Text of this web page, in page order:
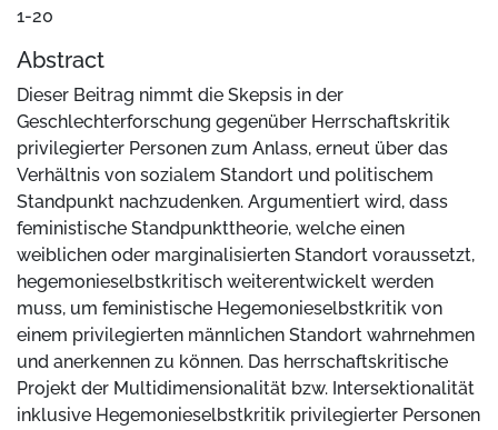
1-20
Abstract
Dieser Beitrag nimmt die Skepsis in der
Geschlechterforschung gegenüber Herrschaftskritik
privilegierter Personen zum Anlass, erneut über das
Verhältnis von sozialem Standort und politischem
Standpunkt nachzudenken. Argumentiert wird, dass
feministische Standpunkttheorie, welche einen
weiblichen oder marginalisierten Standort voraussetzt,
hegemonieselbstkritisch weiterentwickelt werden
muss, um feministische Hegemonieselbstkritik von
einem privilegierten männlichen Standort wahrnehmen
und anerkennen zu können. Das herrschaftskritische
Projekt der Multidimensionalität bzw. Intersektionalität
inklusive Hegemonieselbstkritik privilegierter Personen